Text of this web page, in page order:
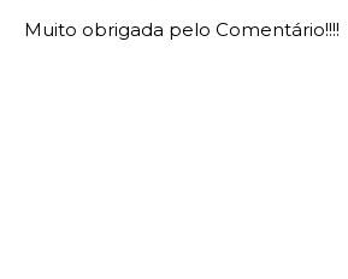
Muito obrigada pelo Comentário!!!!